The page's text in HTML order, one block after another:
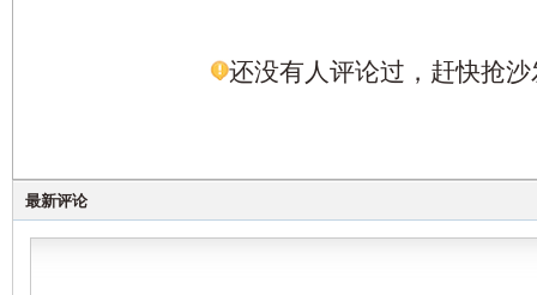
还没有人评论过，赶快抢沙
最新评论